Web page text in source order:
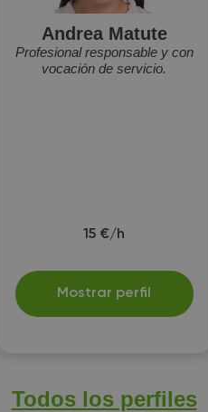
Andrea Matute
Profesional responsable y con
vocación de servicio.
15 €/h
Mostrar perfil
Todos los perfiles